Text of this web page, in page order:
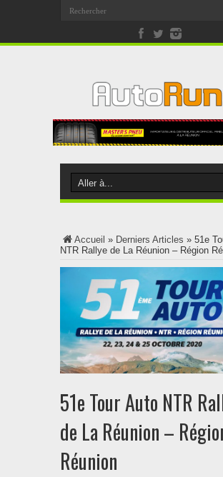
Accueil » Derniers Articles » 51e
NTR Rallye de La Réunion – Région
51e Tour Auto NTR
de La Réunion –
Réunion